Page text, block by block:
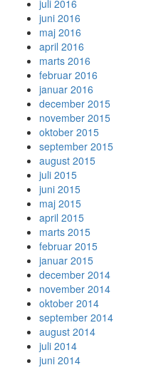
juli 2016
juni 2016
maj 2016
april 2016
marts 2016
februar 2016
januar 2016
december 2015
november 2015
oktober 2015
september 2015
august 2015
juli 2015
juni 2015
maj 2015
april 2015
marts 2015
februar 2015
januar 2015
december 2014
november 2014
oktober 2014
september 2014
august 2014
juli 2014
juni 2014